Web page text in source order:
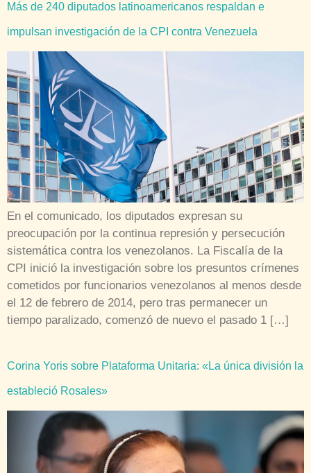
Más de 240 diputados latinoamericanos respaldan e
impulsan investigación de la CPI contra Venezuela
En el comunicado, los diputados expresan su
preocupación por la continua represión y persecución
sistemática contra los venezolanos. La Fiscalía de la
CPI inició la investigación sobre los presuntos crímenes
cometidos por funcionarios venezolanos al menos desde
el 12 de febrero de 2014, pero tras permanecer un
tiempo paralizado, comenzó de nuevo el pasado 1 […]
Corina Yoris sobre Plataforma Unitaria: «La única división la
estableció Rosales»